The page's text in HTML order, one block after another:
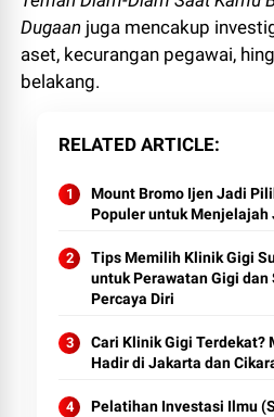
Dugaan juga mencakup
aset, kecurangan pegawai,
belakang.
RELATED ARTICLE
Mount Bromo Ijen Jadi
Populer untuk Menjelajah
Tips Memilih Klinik Gigi
untuk Perawatan Gigi dan
Percaya Diri
Cari Klinik Gigi Terdekat?
Hadir di Jakarta dan
Pelatihan Investasi Ilmu